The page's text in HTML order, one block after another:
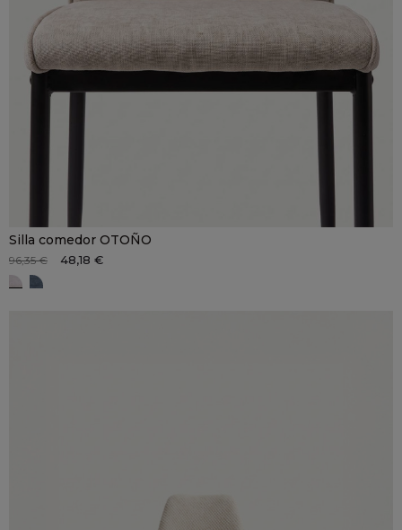
Silla comedor OTOÑO
96,35 € 48,18 €
Beige